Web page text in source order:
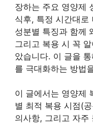
장하는 주요 영양제
식후, 특정 시간대로
성분별 특징과 함께
그리고 복용 시 꼭
았습니다. 이 글을
를 극대화하는 방법
이 글에서는 영양제
별 최적 복용 시점(
의사항, 그리고 자주